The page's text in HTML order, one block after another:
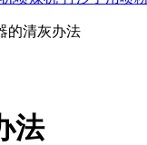
的清灰办法
法